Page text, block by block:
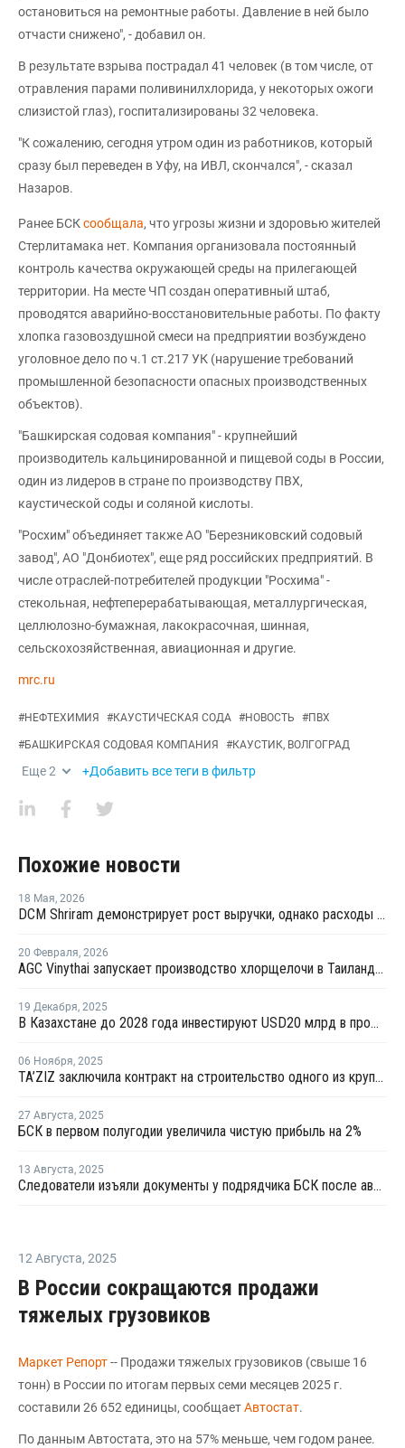
остановиться на ремонтные работы. Давление в ней было
отчасти снижено", - добавил он.
В результате взрыва пострадал 41 человек (в том числе, от
отравления парами поливинилхлорида, у некоторых ожоги
слизистой глаз), госпитализированы 32 человека.
"К сожалению, сегодня утром один из работников, который
сразу был переведен в Уфу, на ИВЛ, скончался", - сказал
Назаров.
Ранее БСКсообщала, что угрозы жизни и здоровью жителей
Стерлитамака нет. Компания организовала постоянный
контроль качества окружающей среды на прилегающей
территории. На месте ЧП создан оперативный штаб,
проводятся аварийно-восстановительные работы. По факту
хлопка газовоздушной смеси на предприятии возбуждено
уголовное дело по ч.1 ст.217 УК (нарушение требований
промышленной безопасности опасных производственных
объектов).
"Башкирская содовая компания" - крупнейший
производитель кальцинированной и пищевой соды в России,
один из лидеров в стране по производству ПВХ,
каустической соды и соляной кислоты.
"Росхим" объединяет также АО "Березниковский содовый
завод", АО "Донбиотех", еще ряд российских предприятий. В
числе отраслей-потребителей продукции "Росхима" -
стекольная, нефтеперерабатывающая, металлургическая,
целлюлозно-бумажная, лакокрасочная, шинная,
сельскохозяйственная, авиационная и другие.
mrc.ru
#НЕФТЕХИМИЯ #КАУСТИЧЕСКАЯ СОДА #НОВОСТЬ #ПВХ
#БАШКИРСКАЯ СОДОВАЯ КОМПАНИЯ #КАУСТИК, ВОЛГОГРАД
Еще2 +Добавить все теги в фильтр
Похожие новости
18 Мая, 2026
DCM Shriram демонстрирует рост выручки, однако расходы на расширение мощностей снижают рентабельность
20 Февраля, 2026
AGC Vinythai запускает производство хлорщелочи в Таиланде с использованием технологии Thyssenkrupp Nucera
19 Декабря, 2025
В Казахстане до 2028 года инвестируют USD20 млрд в промышленные проекты
06 Ноября, 2025
TA’ZIZ заключила контракт на строительство одного из крупнейших в мире комплексов по производству ПВХ
27 Августа, 2025
БСК в первом полугодии увеличила чистую прибыль на 2%
13 Августа, 2025
Следователи изъяли документы у подрядчика БСК после аварии
12 Августа, 2025
В России сокращаются продажи
тяжелых грузовиков
Маркет Репорт-- Продажи тяжелых грузовиков (свыше 16
тонн) в России по итогам первых семи месяцев 2025 г.
составили 26 652 единицы, сообщаетАвтостат.
По данным Автостата, это на 57% меньше, чем годом ранее.